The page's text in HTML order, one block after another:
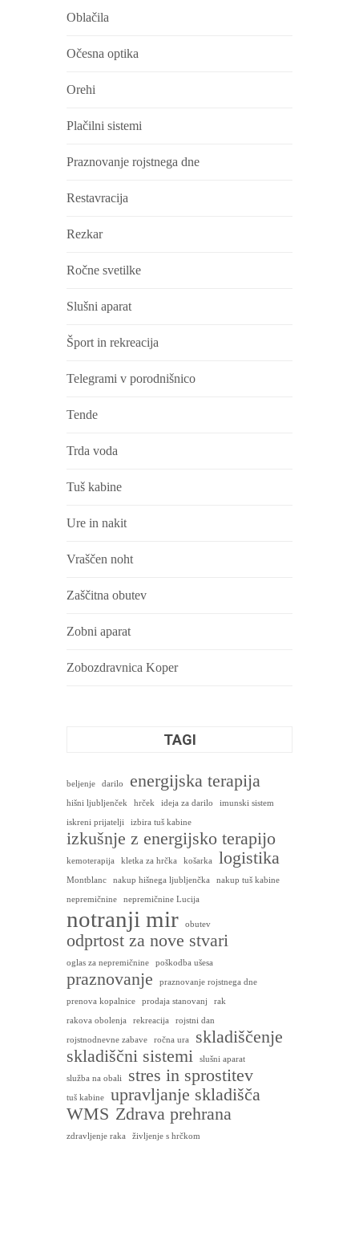
Oblačila
Očesna optika
Orehi
Plačilni sistemi
Praznovanje rojstnega dne
Restavracija
Rezkar
Ročne svetilke
Slušni aparat
Šport in rekreacija
Telegrami v porodnišnico
Tende
Trda voda
Tuš kabine
Ure in nakit
Vraščen noht
Zaščitna obutev
Zobni aparat
Zobozdravnica Koper
TAGI
beljenje darilo energijska terapija
hišni ljubljenček hrček ideja za darilo imunski sistem
iskreni prijatelji izbira tuš kabine
izkušnje z energijsko terapijo
kemoterapija kletka za hrčka košarka logistika
Montblanc nakup hišnega ljubljenčka nakup tuš kabine
nepremičnine nepremičnine Lucija
notranji mir obutev
odprtost za nove stvari
oglas za nepremičnine poškodba ušesa
praznovanje praznovanje rojstnega dne
prenova kopalnice prodaja stanovanj rak
rakova obolenja rekreacija rojstni dan
rojstnodnevne zabave ročna ura
skladiščenje
skladiščni sistemi
slušni aparat
služba na obali stres in sprostitev
tuš kabine
upravljanje skladišča
WMS Zdrava prehrana
zdravljenje raka življenje s hrčkom